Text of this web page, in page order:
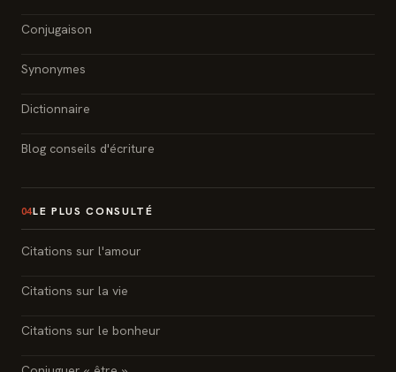
Conjugaison
Synonymes
Dictionnaire
Blog conseils d'écriture
04LE PLUS CONSULTÉ
Citations sur l'amour
Citations sur la vie
Citations sur le bonheur